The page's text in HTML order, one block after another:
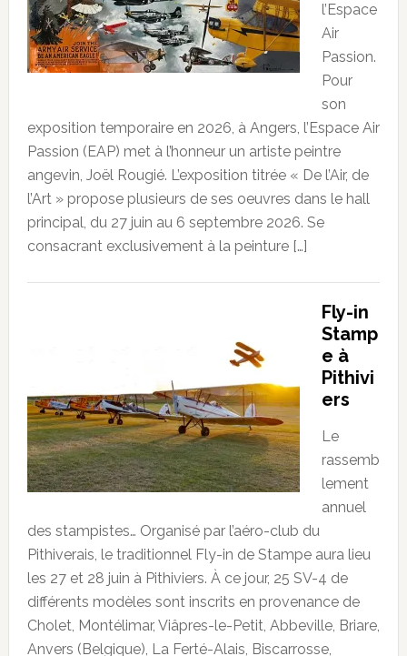
l’Espace
Air
Passion.
Pour
son
exposition temporaire en 2026, à Angers, l’Espace Air
Passion (EAP) met à l’honneur un artiste peintre
angevin, Joël Rougié. L’exposition titrée « De l’Air, de
l’Art » propose plusieurs de ses oeuvres dans le hall
principal, du 27 juin au 6 septembre 2026. Se
consacrant exclusivement à la peinture […]
Fly-in
Stamp
e à
Pithivi
ers
Le
rassemb
lement
annuel
des stampistes… Organisé par l’aéro-club du
Pithiverais, le traditionnel Fly-in de Stampe aura lieu
les 27 et 28 juin à Pithiviers. À ce jour, 25 SV-4 de
différents modèles sont inscrits en provenance de
Cholet, Montélimar, Viâpres-le-Petit, Abbeville, Briare,
Anvers (Belgique), La Ferté-Alais, Biscarrosse,